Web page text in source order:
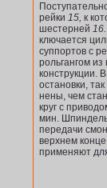
рейки 15, к
шестерней 16.
ключается
суппортов с
рольгангом
конструкции.
остановки,
нены, чем
круг с
мин.
передачи
верхнем
применяют